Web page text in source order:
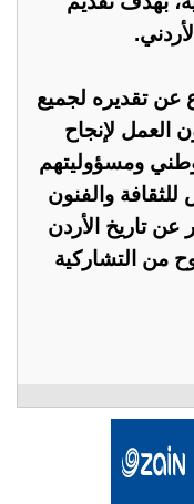
عن تقديره لجميع
العمل لإنجاح
ومسؤوليتهم
والفنون
تاريخ الأردن
من التشاركية